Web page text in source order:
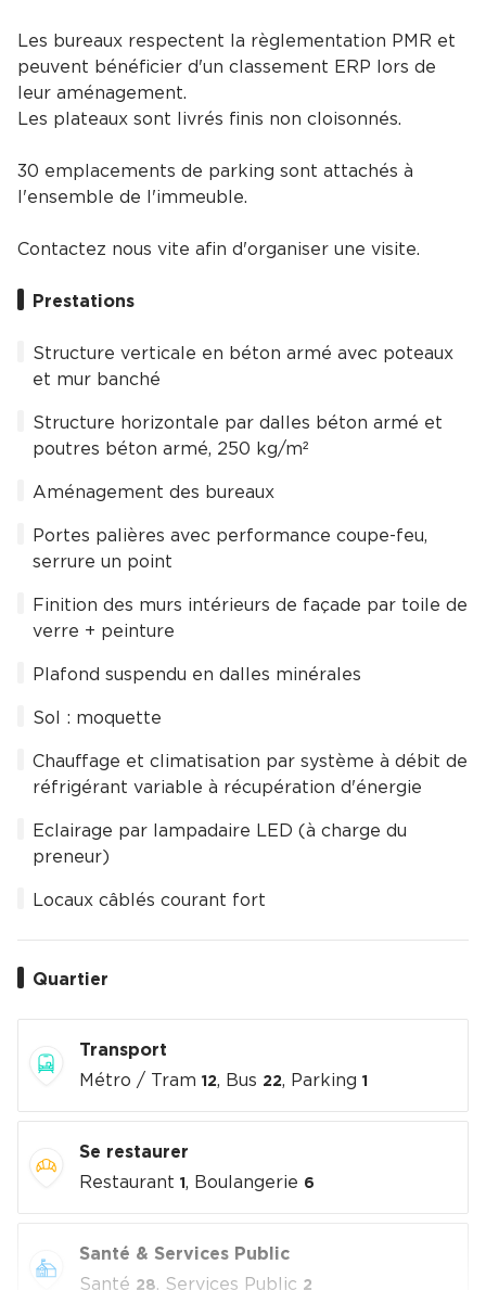
Les bureaux respectent la règlementation PMR et
peuvent bénéficier d'un classement ERP lors de
leur aménagement.
Les plateaux sont livrés finis non cloisonnés.
30 emplacements de parking sont attachés à
l'ensemble de l'immeuble.
Contactez nous vite afin d'organiser une visite.
Prestations
Structure verticale en béton armé avec poteaux
et mur banché
Structure horizontale par dalles béton armé et
poutres béton armé, 250 kg/m²
Aménagement des bureaux
Portes palières avec performance coupe-feu,
serrure un point
Finition des murs intérieurs de façade par toile de
verre + peinture
Plafond suspendu en dalles minérales
Sol : moquette
Chauffage et climatisation par système à débit de
réfrigérant variable à récupération d'énergie
Eclairage par lampadaire LED (à charge du
preneur)
Locaux câblés courant fort
Quartier
Transport
Métro / Tram 12, Bus 22, Parking 1
Se restaurer
Restaurant 1 , Boulangerie 6
Santé & Services Public
Santé 28, Services Public 2